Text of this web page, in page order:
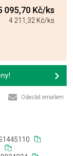
095,70 Kč/ks
4 211,32 Kč/ks
Odeslat emailem